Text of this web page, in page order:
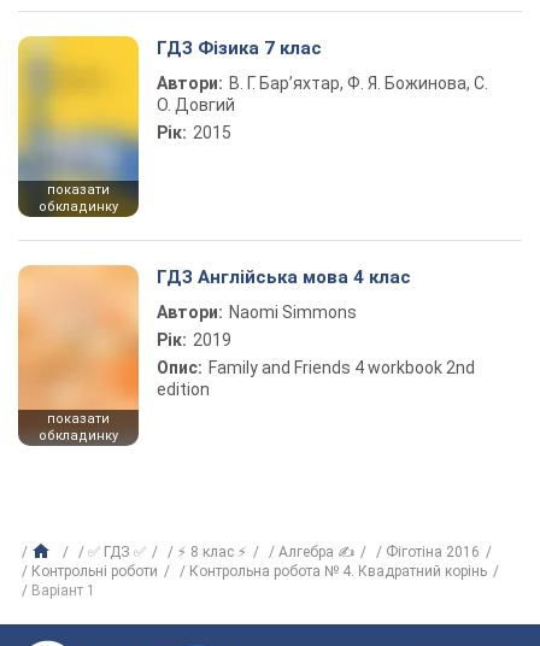
показати
обкладинку
ГДЗ Фізика 7 клас
Автори: В. Г. Бар’яхтар, Ф. Я. Божинова, С.
О. Довгий
Рік: 2015
показати
обкладинку
ГДЗ Англійська мова 4 клас
Автори: Naomi Simmons
Рік: 2019
Опис: Family and Friends 4 workbook 2nd
edition
✅ ГДЗ ✅ ⚡ 8 клас ⚡ Алгебра ✍
Фіготіна 2016
Контрольні роботи
Контрольна робота № 4. Квадратний корінь
Варіант 1